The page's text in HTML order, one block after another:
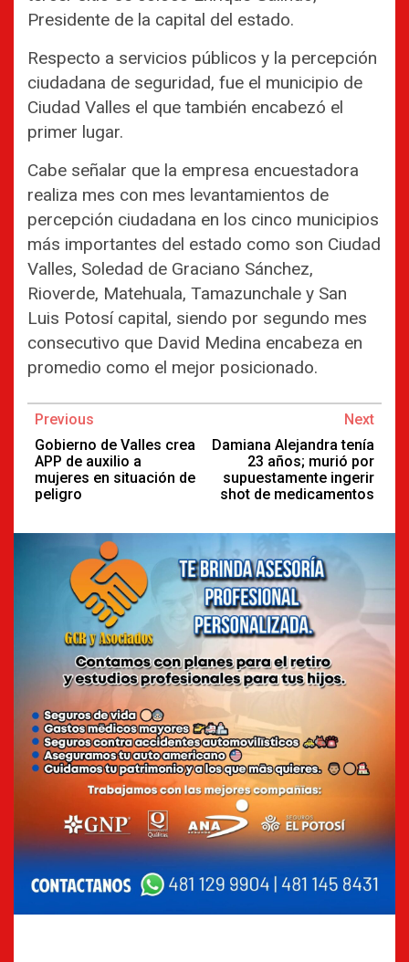
Presidente de la capital del estado.
Respecto a servicios públicos y la percepción
ciudadana de seguridad, fue el municipio de
Ciudad Valles el que también encabezó el
primer lugar.
Cabe señalar que la empresa encuestadora
realiza mes con mes levantamientos de
percepción ciudadana en los cinco municipios
más importantes del estado como son Ciudad
Valles, Soledad de Graciano Sánchez,
Rioverde, Matehuala, Tamazunchale y San
Luis Potosí capital, siendo por segundo mes
consecutivo que David Medina encabeza en
promedio como el mejor posicionado.
Continue
Reading
Previous
Gobierno de Valles crea
APP de auxilio a
mujeres en situación de
peligro
Next
Damiana Alejandra tenía
23 años; murió por
supuestamente ingerir
shot de medicamentos